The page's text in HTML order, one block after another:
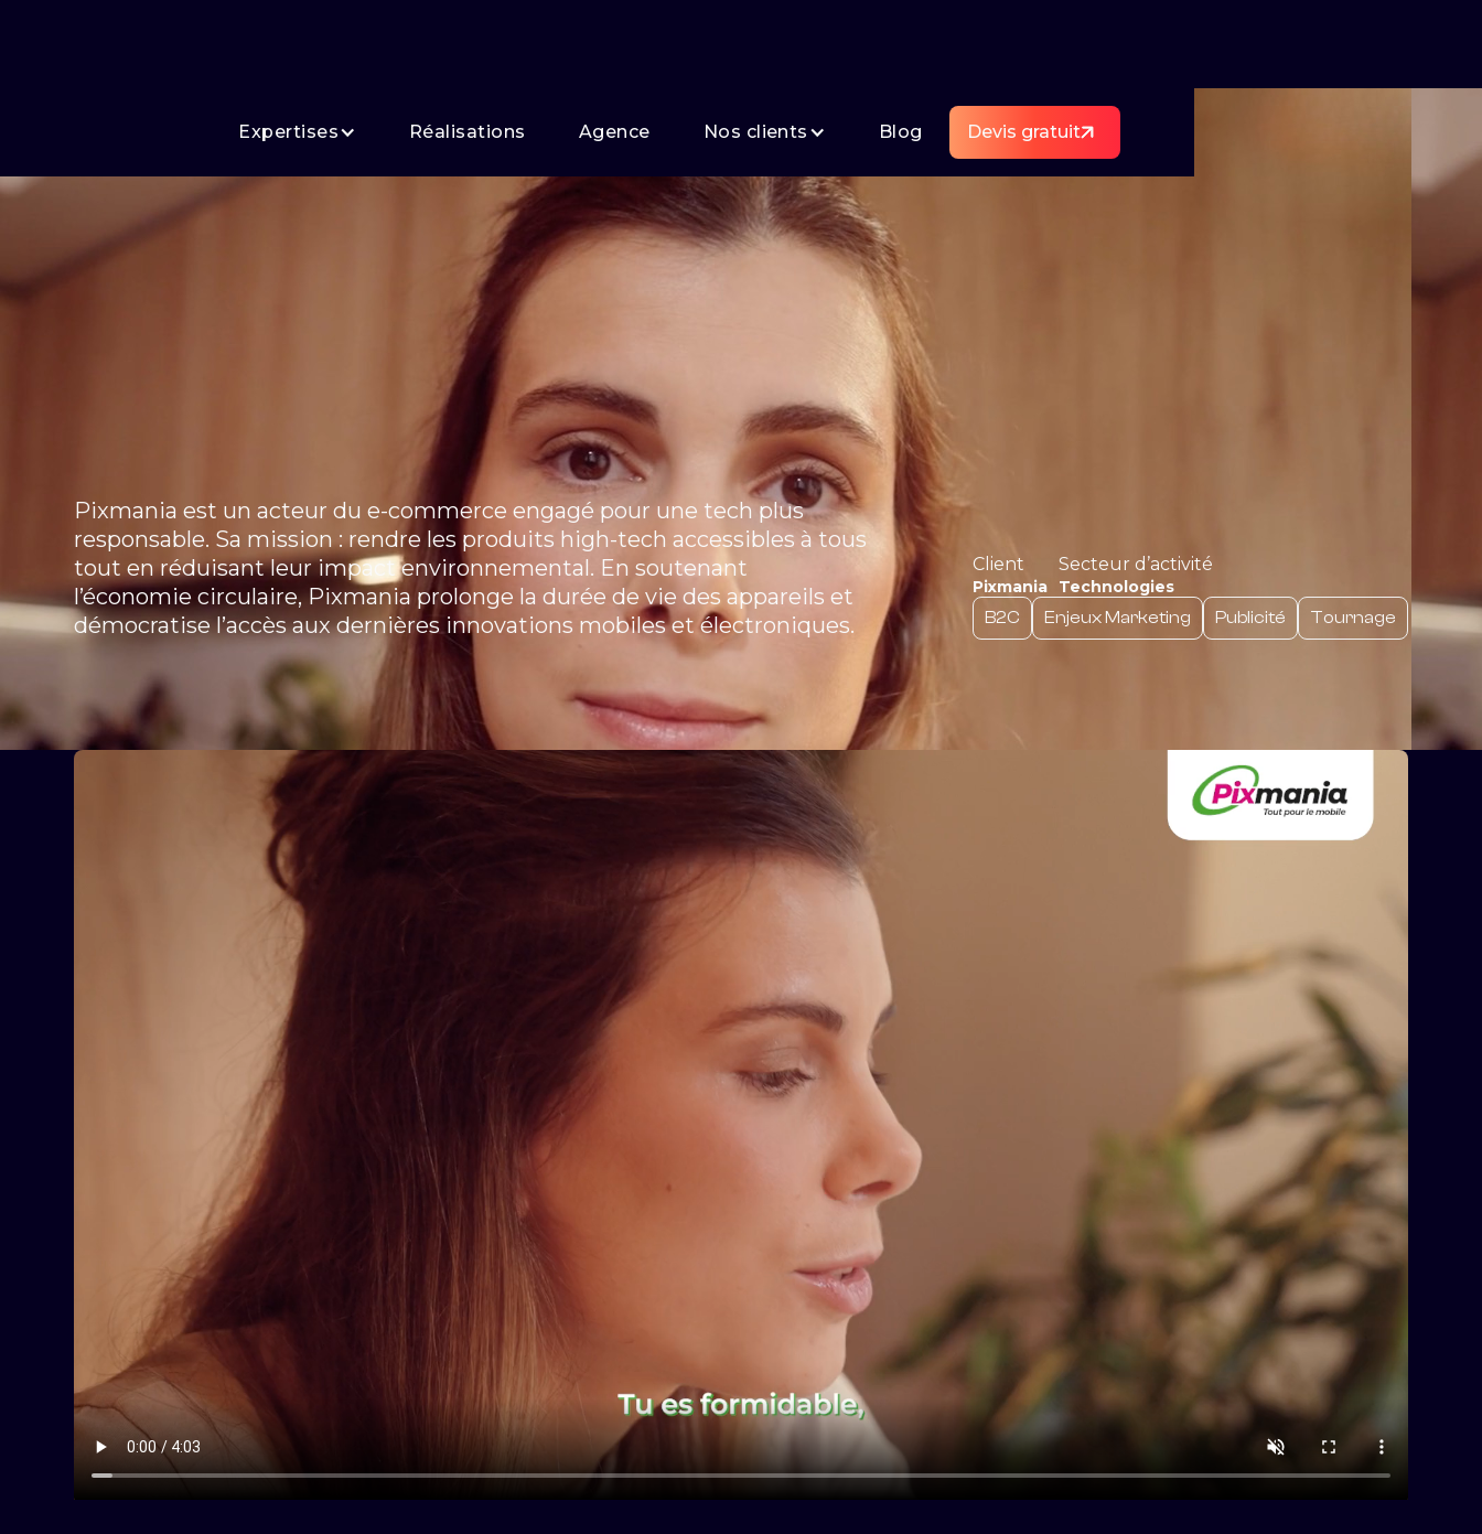
Expertises Réalisations Agence Nos clients Blog Devis gratuit
Pixmania est un acteur du e-commerce engagé pour une tech plus
responsable. Sa mission : rendre les produits high-tech accessibles à tous
tout en réduisant leur impact environnemental. En soutenant
l’économie circulaire, Pixmania prolonge la durée de vie des appareils et
démocratise l’accès aux dernières innovations mobiles et électroniques.
Client
Pixmania
Secteur d’activité
Technologies
B2C
Enjeux Marketing Publicité Tournage